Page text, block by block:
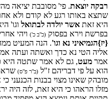
רבקה יוצאת. פי' מסובבת יציאה
שתצא באותו רגע לא קודם ולא
היא זאת אשר יולדה לבתואל וגו'
בפרשת וירא בפסוק (כ"ב כ') ויהי
{יז}הגמיאיני נא וגו'. הנה המעיט
אליה הטי נא כדך ואשתה ועתה
אמר מעט, גם לא אמר שתטה היא
הוא על פי דבריהם ז"ל (ב"ר פ"ס)
מובהק שאינו מצוי בבנות הכנעני
מזלו הראהו כי היא זאת, לזה